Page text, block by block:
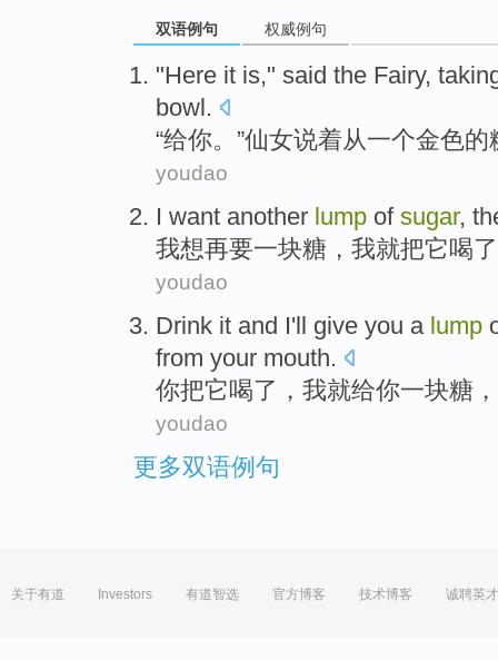
双语例句 权威例句
"Here it is," said the Fairy,
bowl .
“给你。”仙女说着从一个金色的
youdao
I want another lump of sugar,
我想再要一块糖 ，我就把它喝
youdao
Drink it and I'll give you a lump
from your mouth.
你把它喝了， 我就给你一块糖
youdao
更多双语例句
关于有道 Investors 有道智选 官方博客 技术博客 诚聘英才